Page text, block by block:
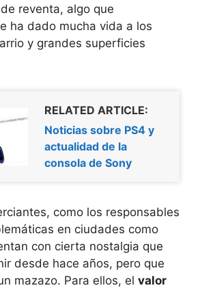
reventa, algo que
ha dado mucha vida a los
y grandes superficies
RELATED ARTICLE:
Noticias sobre PS4 y
actualidad de la
consola de Sony
como los responsables
en ciudades como
con cierta nostalgia que
desde hace años, pero que
mazazo. Para ellos, el valor